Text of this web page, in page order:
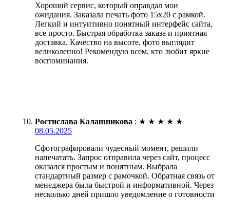
Хороший сервис, который оправдал мои
ожидания. Заказала печать фото 15х20 с рамкой.
Легкий и интуитивно понятный интерфейс сайта,
все просто. Быстрая обработка заказа и приятная
доставка. Качество на высоте, фото выглядит
великолепно! Рекомендую всем, кто любит яркие
воспоминания.
Ростислава Калашникова : ★ ★ ★ ★ ★
08.05.2025
Сфотографировали чудесный момент, решили
напечатать. Запрос отправила через сайт, процесс
оказался простым и понятным. Выбрала
стандартный размер с рамочкой. Обратная связь от
менеджера была быстрой и информативной. Через
несколько дней пришло уведомление о готовности